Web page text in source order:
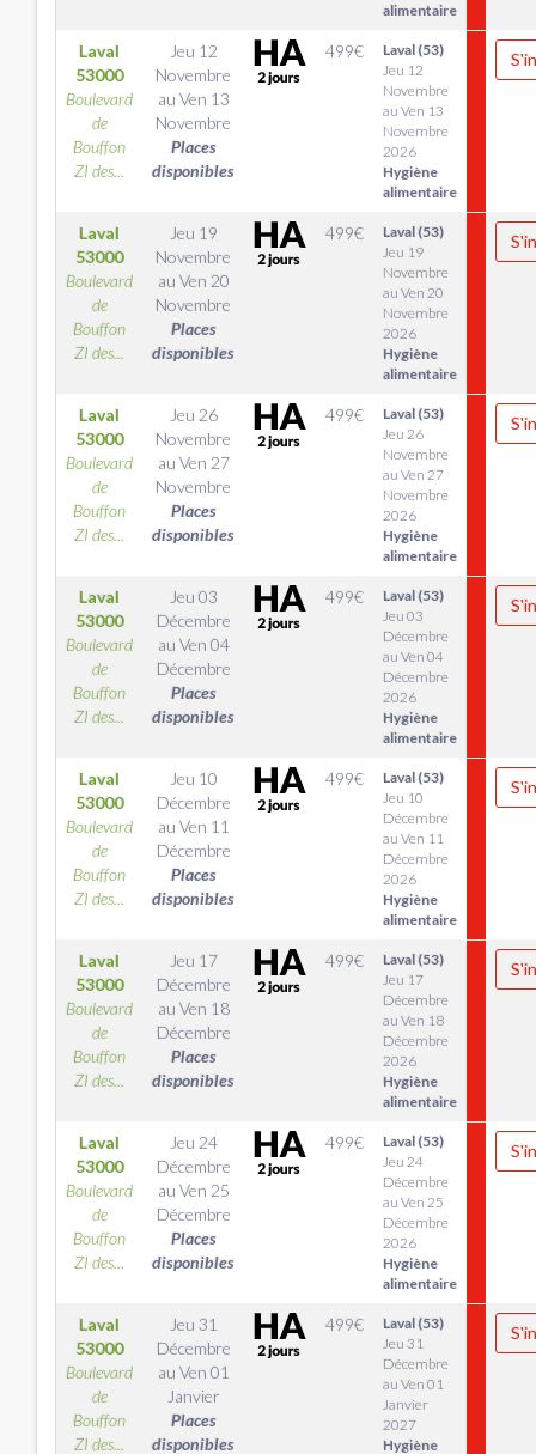
alimentaire
Laval
53000
Boulevard
de
Bouffon
ZI des...
Jeu 12
Novembre
au Ven 13
Novembre
Places
disponibles
499€
Laval (53)
Jeu 12
Novembre
au Ven 13
Novembre
2026
Hygiène
alimentaire
Laval
53000
Boulevard
de
Bouffon
ZI des...
Jeu 19
Novembre
au Ven 20
Novembre
Places
disponibles
499€
Laval (53)
Jeu 19
Novembre
au Ven 20
Novembre
2026
Hygiène
alimentaire
Laval
53000
Boulevard
de
Bouffon
ZI des...
Jeu 26
Novembre
au Ven 27
Novembre
Places
disponibles
499€
Laval (53)
Jeu 26
Novembre
au Ven 27
Novembre
2026
Hygiène
alimentaire
Laval
53000
Boulevard
de
Bouffon
ZI des...
Jeu 03
Décembre
au Ven 04
Décembre
Places
disponibles
499€
Laval (53)
Jeu 03
Décembre
au Ven 04
Décembre
2026
Hygiène
alimentaire
Laval
53000
Boulevard
de
Bouffon
ZI des...
Jeu 10
Décembre
au Ven 11
Décembre
Places
disponibles
499€
Laval (53)
Jeu 10
Décembre
au Ven 11
Décembre
2026
Hygiène
alimentaire
Laval
53000
Boulevard
de
Bouffon
ZI des...
Jeu 17
Décembre
au Ven 18
Décembre
Places
disponibles
499€
Laval (53)
Jeu 17
Décembre
au Ven 18
Décembre
2026
Hygiène
alimentaire
Laval
53000
Boulevard
de
Bouffon
ZI des...
Jeu 24
Décembre
au Ven 25
Décembre
Places
disponibles
499€
Laval (53)
Jeu 24
Décembre
au Ven 25
Décembre
2026
Hygiène
alimentaire
Laval
53000
Boulevard
de
Bouffon
ZI des...
Jeu 31
Décembre
au Ven 01
Janvier
Places
disponibles
499€
Laval (53)
Jeu 31
Décembre
au Ven 01
Janvier
2027
Hygiène